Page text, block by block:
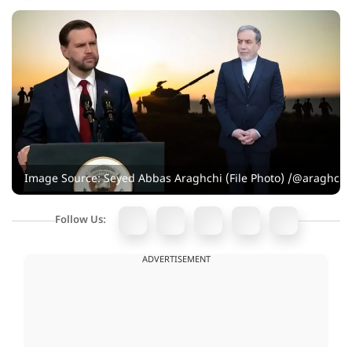
Image Source: Seyed Abbas Araghchi (File Photo) /
Follow Us:
ADVERTISEMENT